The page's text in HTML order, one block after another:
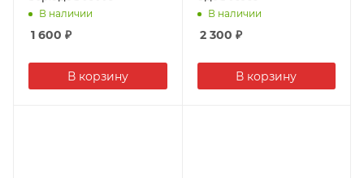
В наличии
1 600 ₽
В корзину
В наличии
2 300 ₽
В корзину